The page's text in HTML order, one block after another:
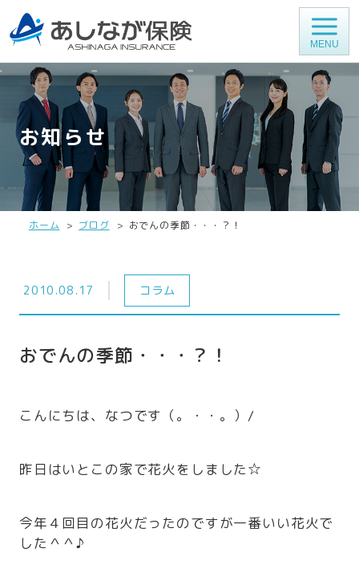
MENU
お知らせ
ホーム ブログ おでんの季節・・・？！
2010.08.17 コラム
おでんの季節・・・？！
こんにちは、なつです（。・・。）/
昨日はいとこの家で花火をしました☆
今年４回目の花火だったのですが一番いい花火で
した＾＾♪